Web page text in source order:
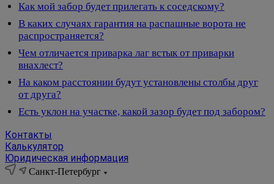
Как мой забор будет прилегать к соседскому?
В каких случаях гарантия на распашные ворота не
распространяется?
Чем отличается приварка лаг встык от приварки
внахлест?
На каком расстоянии будут установлены столбы друг
от друга?
Есть уклон на участке, какой зазор будет под забором?
Контакты
Калькулятор
Юридическая информация
Санкт-Петербург